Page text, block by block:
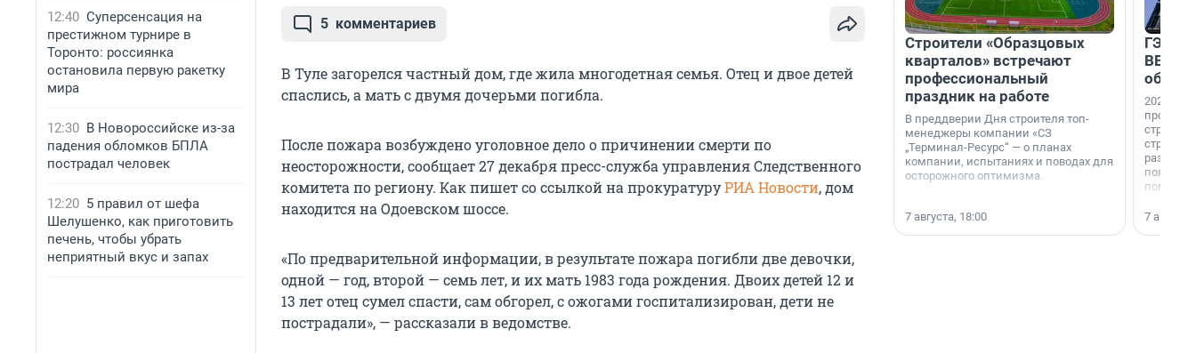
12:40 Суперсенсация на
престижном турнире в
Торонто: россиянка
остановила первую ракетку
мира
12:30 В Новороссийске из-за
падения обломков БПЛА
пострадал человек
12:20 5 правил от шефа
Шелушенко, как приготовить
печень, чтобы убрать
неприятный вкус и запах
5 комментариев
В Туле загорелся частный дом, где жила многодетная семья. Отец и двое детей
спаслись, а мать с двумя дочерьми погибла.
После пожара возбуждено уголовное дело о причинении смерти по
неосторожности, сообщает 27 декабря пресс-служба управления Следственного
комитета по региону. Как пишет со ссылкой на прокуратуруРИА Новости, дом
находится на Одоевском шоссе.
«По предварительной информации, в результате пожара погибли две девочки,
одной — год, второй — семь лет, и их мать 1983 года рождения. Двоих детей 12 и
13 лет отец сумел спасти, сам обгорел, с ожогами госпитализирован, дети не
пострадали», — рассказали в ведомстве.
Строители «Образцовых
кварталов» встречают
профессиональный
праздник на работе
В преддверии Дня строителя топ-
менеджеры компании «СЗ
„Терминал-Ресурс“ — о планах
компании, испытаниях и поводах для
осторожного оптимизма.
7 августа, 18:00
ГЭС,
ВВП: в
об
2026-й —
раз. В
7